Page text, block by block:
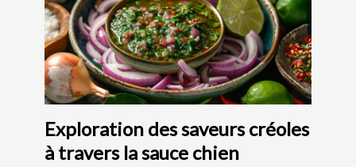
Exploration des saveurs créoles
à travers la sauce chien